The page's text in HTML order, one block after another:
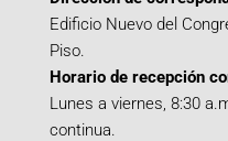
Edificio Nuevo del
Piso.
Horario de recepción
Lunes a viernes, 8:30
continua.